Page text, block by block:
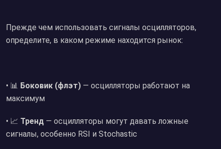
Прежде чем использовать сигналы осцилляторов,
определите, в каком режиме находится рынок:
• 📊 Боковик (флэт) — осцилляторы работают на
максимум
• 📈 Тренд — осцилляторы могут давать ложные
сигналы, особенно RSI и Stochastic